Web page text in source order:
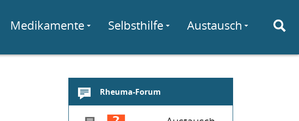
Medikamente Selbsthilfe Austausch
Rheuma-Forum